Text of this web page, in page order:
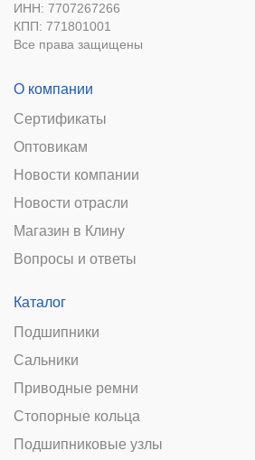
ИНН: 7707267266
КПП: 771801001
Все права защищены
О компании
Сертификаты
Оптовикам
Новости компании
Новости отрасли
Магазин в Клину
Вопросы и ответы
Каталог
Подшипники
Сальники
Приводные ремни
Стопорные кольца
Подшипниковые узлы